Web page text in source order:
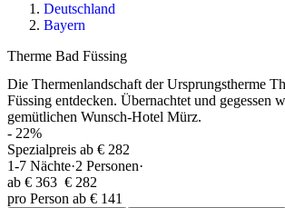
Deutschland
Bayern
Therme Bad Füssing
Die Thermenlandschaft der Ursprungstherme
Füssing entdecken. Übernachtet und gegessen
gemütlichen Wunsch-Hotel Mürz.
- 22%
Spezialpreis ab € 282
1-7 Nächte·2 Personen·
ab € 363 € 282
pro Person ab € 141